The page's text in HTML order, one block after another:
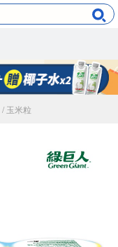
/ 玉米粒